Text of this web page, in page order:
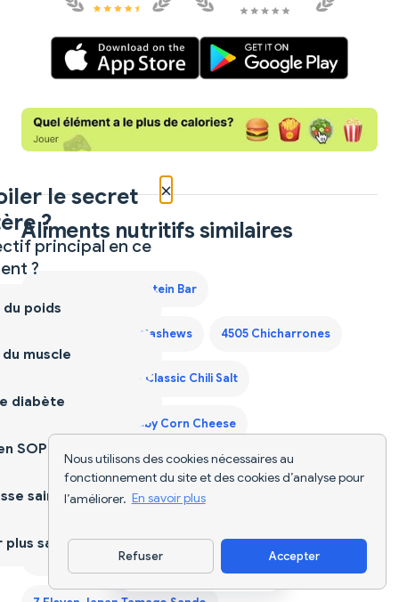
Nous utilisons des cookies nécessaires au
fonctionnement du site et des cookies d’analyse pour
l’améliorer. En savoir plus
Refuser Accepter
Aliments nutritifs similaires
1st Phorm Vegan Protein Bar
365 Bbq Habanero Cashews 4505 Chicharrones
4505 Chicharrones Classic Chili Salt
7 Eleven Japan Crispy Corn Cheese
7 Eleven Japan Onigiri Tuna Mayo
Télécharger l'appli
×
le secret
?
principal en ce
?
poids
muscle
diabète
SOPK
saine
sain